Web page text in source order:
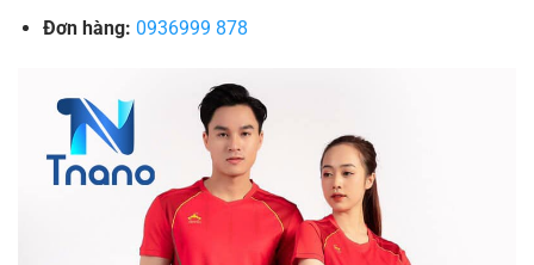
Đơn hàng: 0936999 878